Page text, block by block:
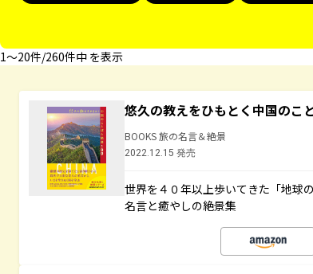
1〜20件/260件中 を表示
悠久の教えをひもとく中国のこ
BOOKS 旅の名言＆絶景
2022.12.15 発売
世界を４０年以上歩いてきた「地球
名言と癒やしの絶景集